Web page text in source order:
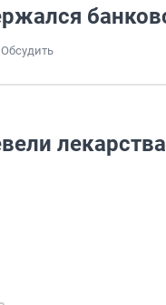
Обсудить
лекарства